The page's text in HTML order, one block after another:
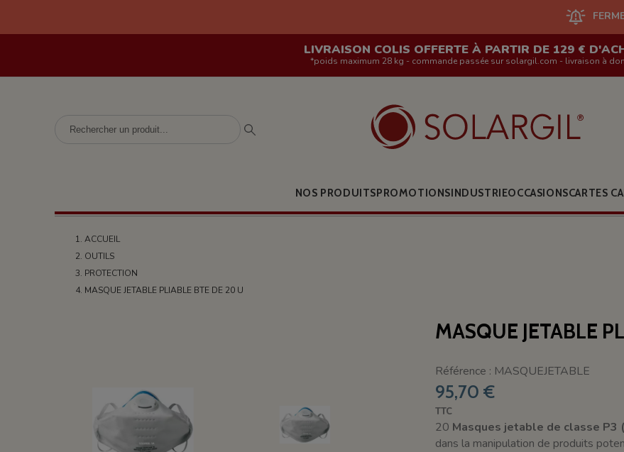
FERMETURE DU
LIVRAISON COLIS OFFERTE À PARTIR DE 129 €
*poids maximum 28 kg - commande passée sur solargil.com - livraison à
NOS PRODUITSPROMOTIONSINDUSTRIEOCCASIONSCARTES
ACCUEIL
OUTILS
PROTECTION
MASQUE JETABLE PLIABLE BTE DE 20 U
MASQUE JETABLE
Référence : MASQUEJETABLE
95,70 €
TTC
20 Masques jetable de classe P3
dans la manipulation de produits